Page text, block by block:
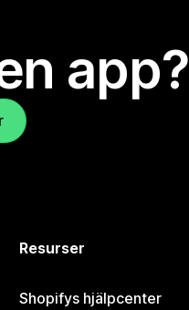
app?
Resurser
Shopifys hjälpcenter